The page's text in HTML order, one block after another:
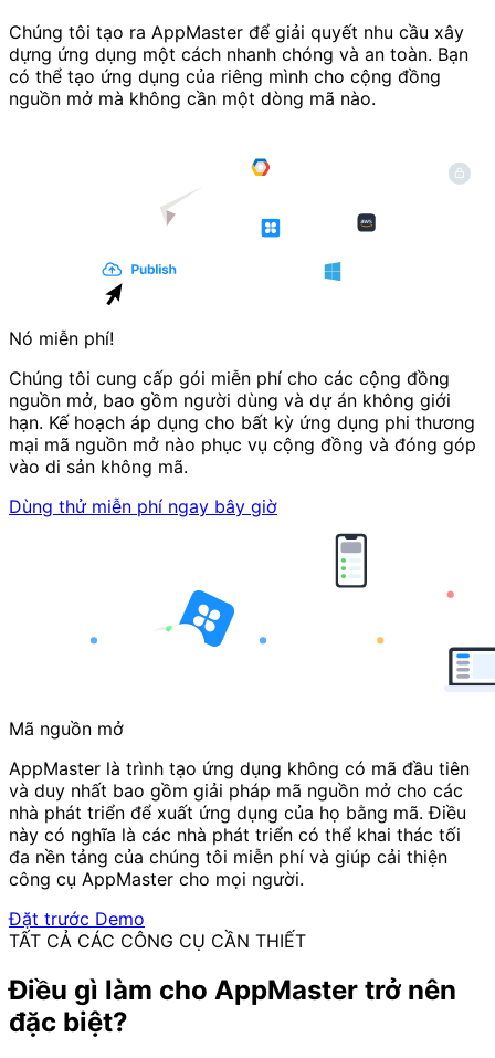
Chúng tôi tạo ra AppMaster để giải quyết nhu cầu xây
dựng ứng dụng một cách nhanh chóng và an toàn. Bạn
có thể tạo ứng dụng của riêng mình cho cộng đồng
nguồn mở mà không cần một dòng mã nào.⁣
Nó miễn phí!
Chúng tôi cung cấp gói miễn phí cho các cộng đồng
nguồn mở, bao gồm người dùng và dự án không giới
hạn. Kế hoạch áp dụng cho bất kỳ ứng dụng phi thương
mại mã nguồn mở nào phục vụ cộng đồng và đóng góp
vào di sản không mã.
Dùng thử miễn phí ngay bây giờ
Mã nguồn mở
AppMaster là trình tạo ứng dụng không có mã đầu tiên
và duy nhất bao gồm giải pháp mã nguồn mở cho các
nhà phát triển để xuất ứng dụng của họ bằng mã. Điều
này có nghĩa là các nhà phát triển có thể khai thác tối
đa nền tảng của chúng tôi miễn phí và giúp cải thiện
công cụ AppMaster cho mọi người.
Đặt trước Demo
TẤT CẢ CÁC CÔNG CỤ CẦN THIẾT
Điều gì làm cho AppMaster trở nên
đặc biệt?